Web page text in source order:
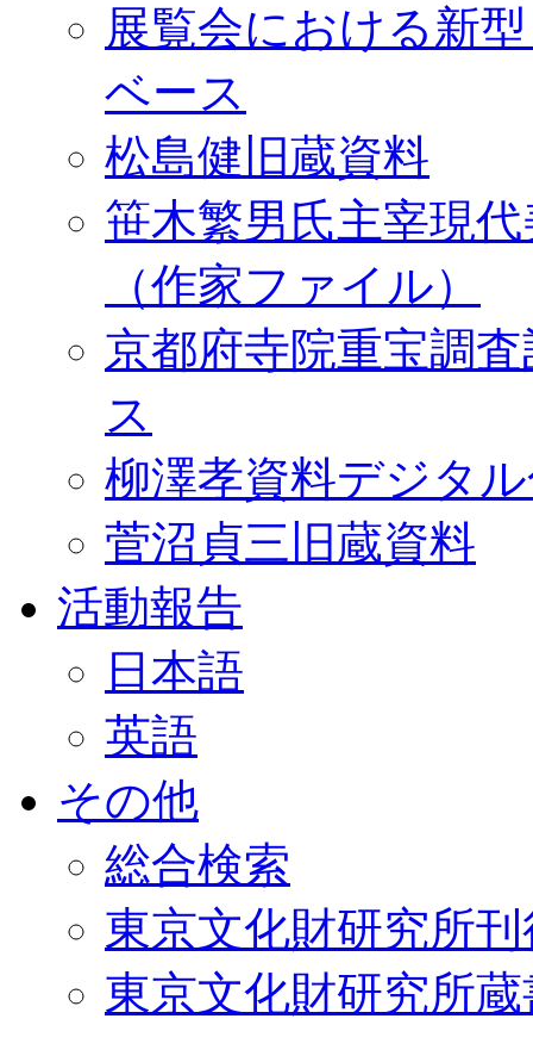
展覧会における新
ベース
松島健旧蔵資料
笹木繁男氏主宰現
（作家ファイル）
京都府寺院重宝調
ス
柳澤孝資料デジタ
菅沼貞三旧蔵資料
活動報告
日本語
英語
その他
総合検索
東京文化財研究所
東京文化財研究所